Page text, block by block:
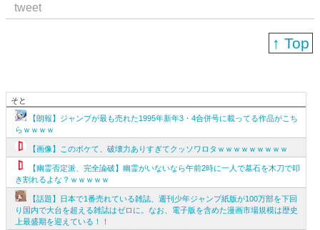
tweet
↑ Top
そと
【朗報】ジャンプが最も売れた1995年新年3・4合併号に載ってる作品がこち
らｗｗｗｗ
【画像】このボケて、破壊力ありすぎてクッソワロタｗｗｗｗｗｗｗｗｗ
【幽霊否定派、完全論破】幽霊がいないなら午前2時に一人で墓石を木刀で叩
き割れるよな？ｗｗｗｗｗ
【話題】日本で1番売れている雑誌、週刊少年ジャンプ紙版が100万部を下回
り国内で大台を超える雑誌はゼロに。なお、電子版を含めた漫画市場規模は歴史
上最盛期を迎えている！！